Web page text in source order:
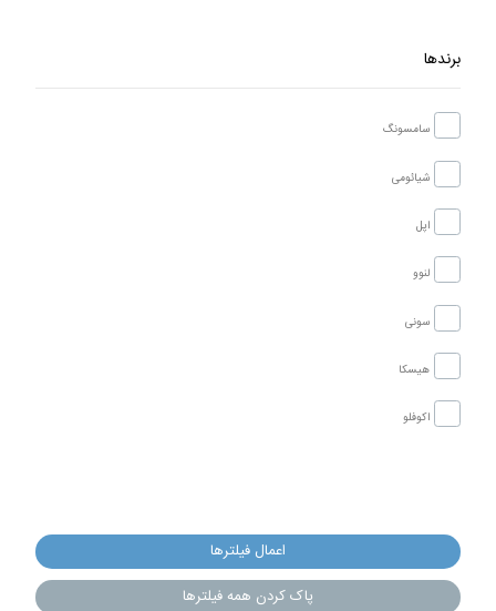
برندها
سامسونگ
شیائومی
اپل
لنوو
سونی
هیسکا
اکوفلو
اعمال فیلترها
پاک کردن همه فیلترها